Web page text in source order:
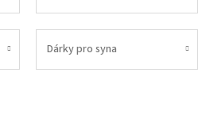
Dárky pro syna